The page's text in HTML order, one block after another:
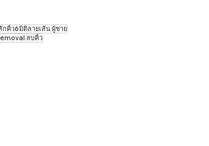
คิ้ว6มิติลายเส้น ผู้ชาย
ลบคิ้ว